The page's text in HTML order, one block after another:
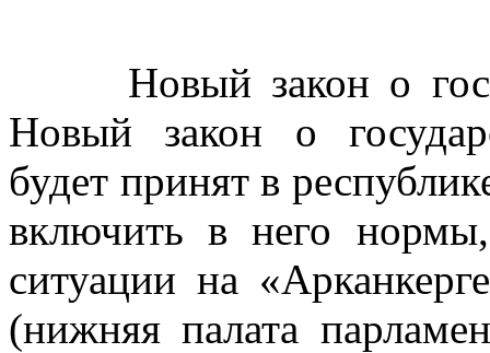
Новый закон о
Новый закон о
будет принят в
включить в него
ситуации на
(нижняя палата